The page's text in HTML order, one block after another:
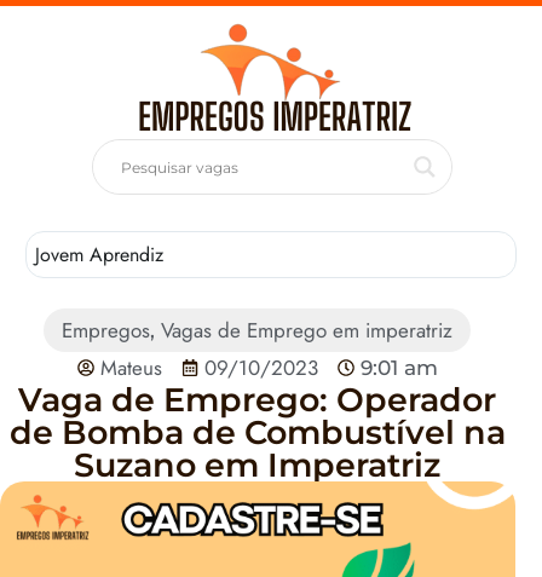
Jovem Aprendiz
Empregos,Vagas de Emprego em imperatriz
Mateus
09/10/2023 9:01 am
Vaga de Emprego: Operador
de Bomba de Combustível na
Suzano em Imperatriz